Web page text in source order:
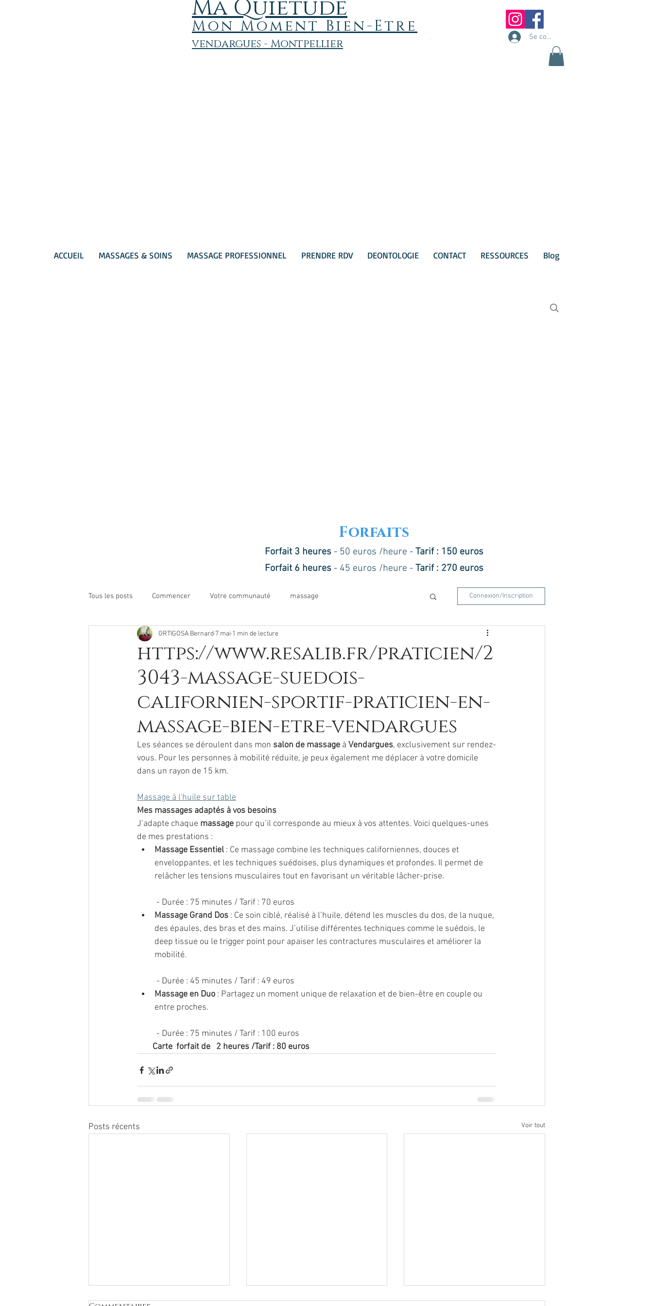
Ma Quiétude
MonMoment Bien-Etre
vendargues - Montpellier
Se connecter
ACCUEIL MASSAGES & SOINS MASSAGE PROFESSIONNEL PRENDRE RDV DEONTOLOGIE CONTACT RESSOURCES Blog
Forfaits
Forfait 3 heures - 50 euros /heure - Tarif : 150 euros
Forfait 6 heures - 45 euros /heure - Tarif : 270 euros
Tous les posts Commencer Votre communauté massage
https://www.alternativebo
Connexion/Inscription
https://www.resalib.fr/praticien/2
3043-massage-suedois-
californien-sportif-praticien-en-
massage-bien-etre-vendargues
ORTIGOSA Bernard 7 mai 1 min de lecture
Les séances se déroulent dans mon salon de massage à Vendargues, exclusivement sur rendez-
vous. Pour les personnes à mobilité réduite, je peux également me déplacer à votre domicile
dans un rayon de 15 km.
Massage à l'huile sur table
Mes massages adaptés à vos besoins
J’adapte chaque massage pour qu’il corresponde au mieux à vos attentes. Voici quelques-unes
de mes prestations :
Massage Essentiel : Ce massage combine les techniques californiennes, douces et
enveloppantes, et les techniques suédoises, plus dynamiques et profondes. Il permet de
relâcher les tensions musculaires tout en favorisant un véritable lâcher-prise.
- Durée : 75 minutes / Tarif : 70 euros
Massage Grand Dos : Ce soin ciblé, réalisé à l’huile, détend les muscles du dos, de la nuque,
des épaules, des bras et des mains. J’utilise différentes techniques comme le suédois, le
deep tissue ou le trigger point pour apaiser les contractures musculaires et améliorer la
mobilité.
- Durée : 45 minutes / Tarif : 49 euros
Massage en Duo : Partagez un moment unique de relaxation et de bien-être en couple ou
entre proches.
- Durée : 75 minutes / Tarif : 100 euros
Carte  forfait de   2 heures /Tarif : 80 euros
Posts récents Voir tout